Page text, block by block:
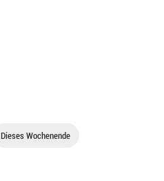
Dieses Wochenende